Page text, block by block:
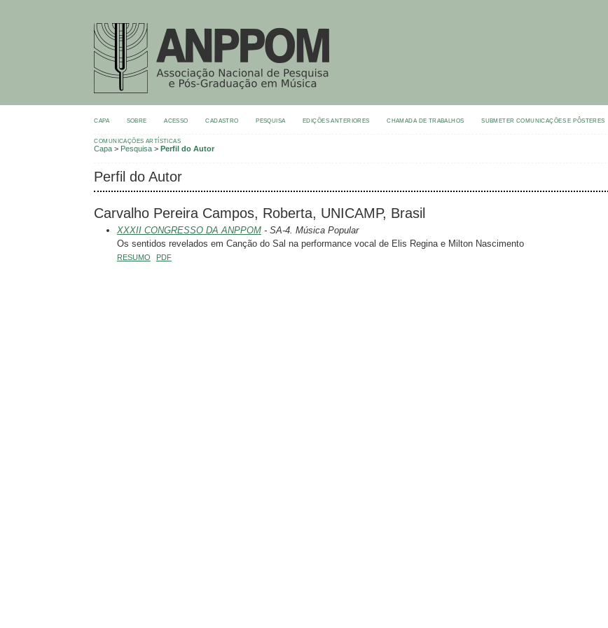
CAPA SOBRE ACESSO CADASTRO PESQUISA EDIÇÕES ANTERIORES CHAMADA DE TRABALHOS SUBMETER COMUNICAÇÕES E PÔSTERES
COMUNICAÇÕES ARTÍSTICAS
Capa > Pesquisa >Perfil do Autor
Perfil do Autor
Carvalho Pereira Campos, Roberta, UNICAMP, Brasil
XXXII CONGRESSO DA ANPPOM- SA-4. Música Popular
Os sentidos revelados em Canção do Sal na performance vocal de Elis Regina e Milton Nascimento
RESUMO PDF